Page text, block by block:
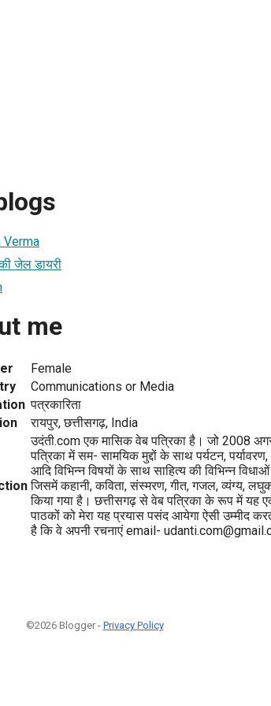
Verma
जेल डायरी
me
Female
Communications or Media
पत्रकारिता
रायपुर, छत्तीसगढ़, India
उदंती.com एक मासिक वेब पत्रिका है। जो 2008
पत्रिका में सम- सामयिक मुद्दों के साथ पर्यटन,
आदि विभिन्न विषयों के साथ साहित्य की विभिन्न
जिसमें कहानी, कविता, संस्मरण, गीत, गजल, व्यंग्य,
किया गया है। छत्तीसगढ़ से वेब पत्रिका के रूप में यह
पाठकों को मेरा यह प्रयास पसंद आयेगा ऐसी उम्मीद
है कि वे अपनी रचनाएं email-
©2026 Blogger - Privacy Policy